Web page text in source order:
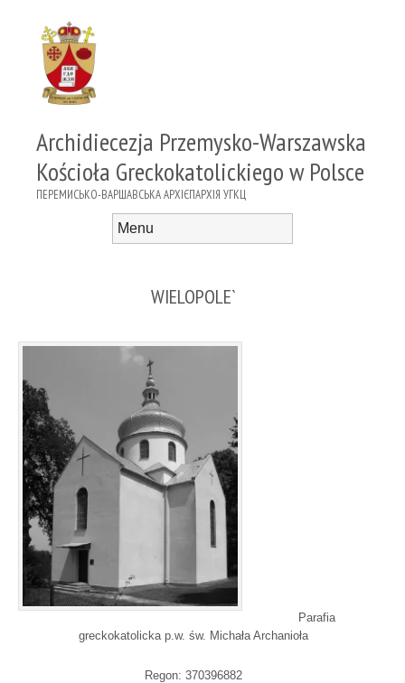
Archidiecezja Przemysko-Warszawska
Kościoła Greckokatolickiego w Polsce
ПЕРЕМИСЬКО-ВАРШАВСЬКА АРХІЄПАРХІЯ УГКЦ
WIELOPOLE`
Parafia
greckokatolicka p.w. św. Michała Archanioła
Regon: 370396882